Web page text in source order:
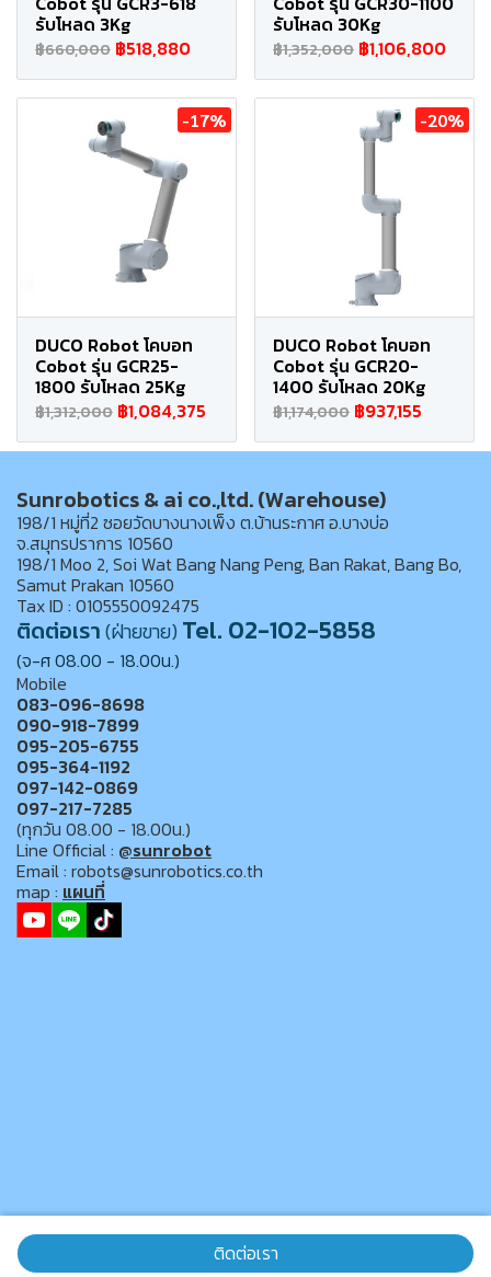
รับโหลด 3Kg
฿660,000 ฿518,880
รับโหลด 30Kg
฿1,352,000 ฿1,106,800
-17%
DUCO Robot โคบอท
Cobot รุ่น GCR25-
1800 รับโหลด 25Kg
฿1,312,000 ฿1,084,375
-20%
DUCO Robot โคบอท
Cobot รุ่น GCR20-
1400 รับโหลด 20Kg
฿1,174,000 ฿937,155
ติดต่อเรา
Sunrobotics & ai co.,ltd. (Warehouse)
198/1 หมู่ที่2 ซอยวัดบางนางเพ็ง ต.บ้านระกาศ อ.บางบ่อ
จ.สมุทรปราการ 10560
198/1 Moo 2, Soi Wat Bang Nang Peng, Ban Rakat, Bang Bo,
Samut Prakan 10560
Tax ID : 0105550092475
ติดต่อเรา(ฝ่ายขาย) Tel. 02-102-5858
(จ-ศ 08.00 - 18.00น.)
Mobile
083-096-8698
090-918-7899
095-205-6755
095-364-1192
097-142-0869
097-217-7285
(ทุกวัน 08.00 - 18.00น.)
Line Official : @sunrobot
Email : robots@sunrobotics.co.th
map : แผนที่